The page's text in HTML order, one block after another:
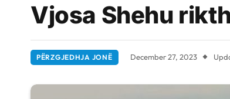
Vjosa Shehu
PËRZGJEDHJA JONË December 27, 2023